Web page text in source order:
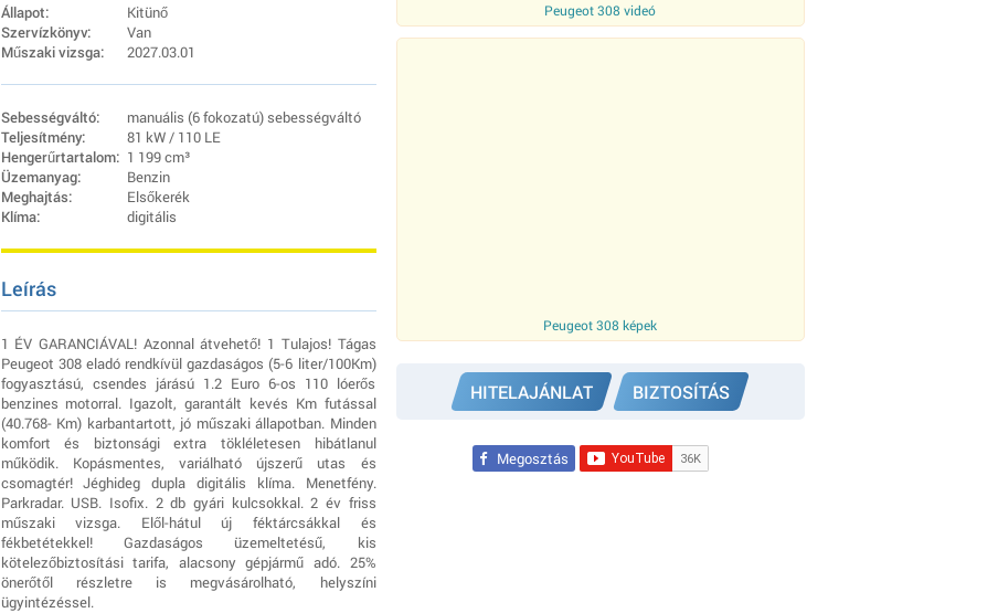
Állapot:
Kitünő
Szervízkönyv:
Van
Műszaki vizsga:
2027.03.01
Sebességváltó:
manuális (6 fokozatú) sebességváltó
Teljesítmény:
81 kW / 110 LE
Hengerűrtartalom: 1 199 cm³
Üzemanyag:
Benzin
Meghajtás:
Elsőkerék
Klíma:
digitális
Leírás
1 ÉV GARANCIÁVAL! Azonnal átvehető! 1 Tulajos! Tágas
Peugeot 308 eladó rendkívül gazdaságos (5-6 liter/100Km)
fogyasztású, csendes járású 1.2 Euro 6-os 110 lóerős
benzines motorral. Igazolt, garantált kevés Km futással
(40.768- Km) karbantartott, jó műszaki állapotban. Minden
komfort és biztonsági extra tökléletesen hibátlanul
működik. Kopásmentes, variálható újszerű utas és
csomagtér! Jéghideg dupla digitális klíma. Menetfény.
Parkradar. USB. Isofix. 2 db gyári kulcsokkal. 2 év friss
műszaki vizsga. Elől-hátul új féktárcsákkal és
fékbetétekkel! Gazdaságos üzemeltetésű, kis
kötelezőbiztosítási tarifa, alacsony gépjármű adó. 25%
önerőtől részletre is megvásárolható, helyszíni
ügyintézéssel.
Peugeot 308 videó
Peugeot 308 képek
HITELAJÁNLAT BIZTOSÍTÁS
Megosztás